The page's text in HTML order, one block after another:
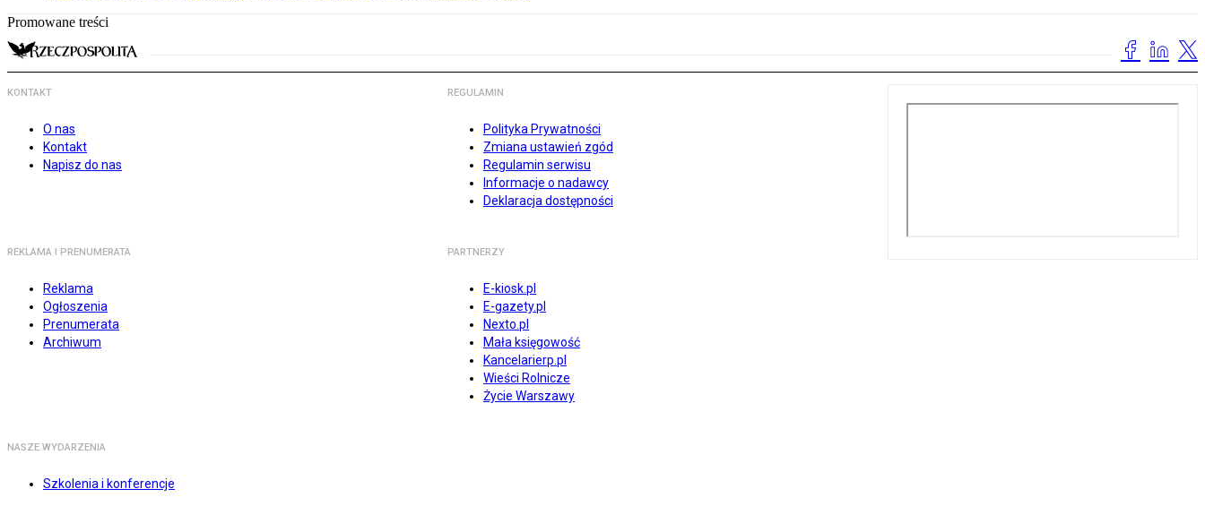
Promowane treści
KONTAKT
O nas
Kontakt
Napisz do nas
REGULAMIN
Polityka Prywatności
Zmiana ustawień zgód
Regulamin serwisu
Informacje o nadawcy
Deklaracja dostępności
REKLAMA I PRENUMERATA
Reklama
Ogłoszenia
Prenumerata
Archiwum
PARTNERZY
E-kiosk.pl
E-gazety.pl
Nexto.pl
Mała księgowość
Kancelarierp.pl
Wieści Rolnicze
Życie Warszawy
NASZE WYDARZENIA
Szkolenia i konferencje